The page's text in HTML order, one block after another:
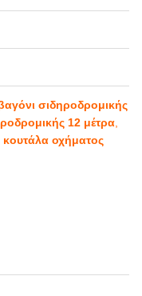
σιδηροδρομικής
12 μέτρα
οχήματος